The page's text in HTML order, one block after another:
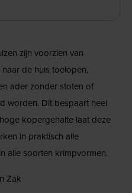
zijn voorzien van
de huls toelopen.
ader zonder stoten of
worden. Dit bespaart heel
kopergehalte laat deze
in praktisch alle
alle soorten krimpvormen.
Zak